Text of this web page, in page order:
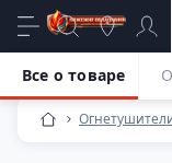
Все о товаре